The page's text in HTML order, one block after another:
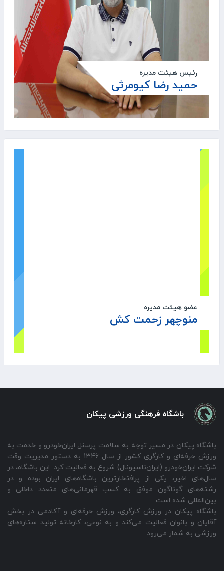
رئیس هیئت مدیره
حمید رضا کیومرثی
عضو هیئت مدیره
منوچهر زحمت کش
باشگاه فرهنگی ورزشی پیکان
باشگاه پیکان در مسیر توجه به سلامت پرسنل ایران‌خودرو و خدمت به
ورزش حرفه‌ای و کارگری کشور از سال 1346 به دستور مدیریت وقت
شرکت ایران‌خودرو (ایران‌ناسیونال) شروع به فعالیت‌ کرد. این باشگاه، در
سال‌های اخیر، یکی از پرافتخارترین باشگاه‌های ایران بوده و در
رشته‌های گوناگون موفق به کسب قهرمانی‌های متعدد داخلی و
بین‌المللی شده است.
باشگاه پیکان در ورزش کارگری، ورزش حرفه‌ای و آکادمی در بخش
آقایان و بانوان فعالیت می‌کند و به نوعی، کارخانه تولید ستاره‌های
ورزشی به شمار می‌رود.